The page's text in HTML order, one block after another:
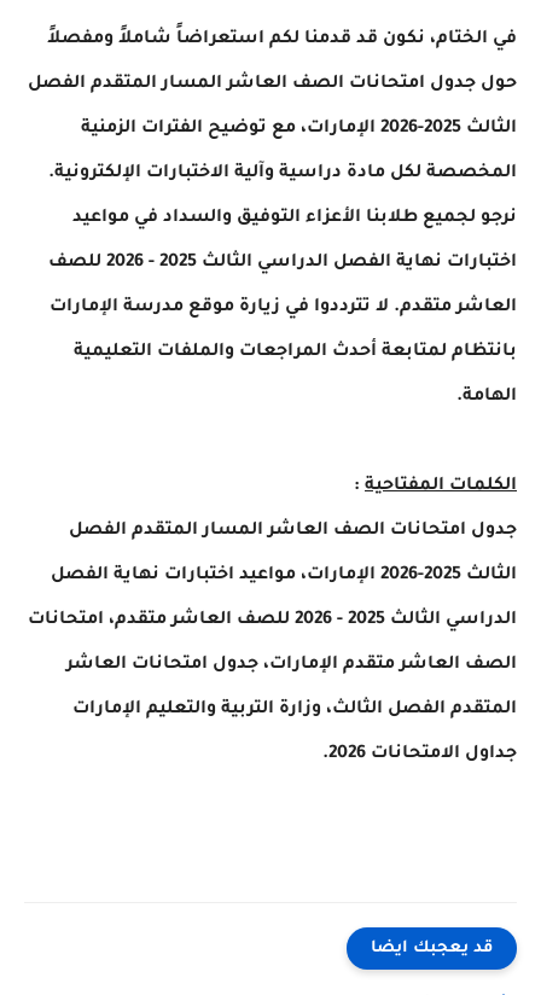
نكون قد قدمنا لكم استعراضاً شاملاً ومفصلاً
امتحانات الصف العاشر المسار المتقدم الفصل
الثالث 2025-2026 الإمارات، مع توضيح الفترات الزمنية
لكل مادة دراسية وآلية الاختبارات الإلكترونية.
طلابنا الأعزاء التوفيق والسداد في مواعيد
اختبارات نهاية الفصل الدراسي الثالث 2025 - 2026 للصف
متقدم. لا تترددوا في زيارة موقع مدرسة الإمارات
لمتابعة أحدث المراجعات والملفات التعليمية
المفتاحية:
امتحانات الصف العاشر المسار المتقدم الفصل
الثالث 2025-2026 الإمارات، مواعيد اختبارات نهاية الفصل
الدراسي الثالث 2025 - 2026 للصف العاشر متقدم، امتحانات
العاشر متقدم الإمارات، جدول امتحانات العاشر
الفصل الثالث، وزارة التربية والتعليم الإمارات
2026.
يعجبك ايضا